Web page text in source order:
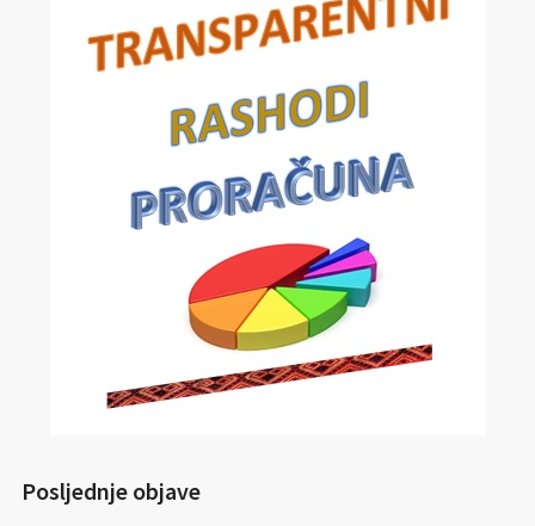
Posljednje objave